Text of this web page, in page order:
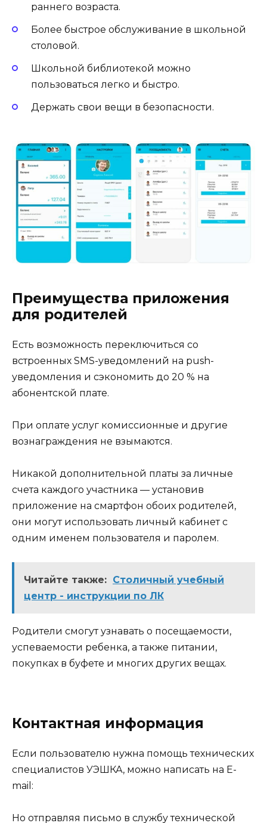
раннего возраста.
Более быстрое обслуживание в школьной
столовой.
Школьной библиотекой можно
пользоваться легко и быстро.
Держать свои вещи в безопасности.
Преимущества приложения
для родителей
Есть возможность переключиться со
встроенных SMS-уведомлений на push-
уведомления и сэкономить до 20 % на
абонентской плате.
При оплате услуг комиссионные и другие
вознаграждения не взымаются.
Никакой дополнительной платы за личные
счета каждого участника — установив
приложение на смартфон обоих родителей,
они могут использовать личный кабинет с
одним именем пользователя и паролем.
Читайте также: Столичный учебный
центр - инструкции по ЛК
Родители смогут узнавать о посещаемости,
успеваемости ребенка, а также питании,
покупках в буфете и многих других вещах.
Контактная информация
Если пользователю нужна помощь технических
специалистов УЭШКА, можно написать на E-
mail:
Но отправляя письмо в службу технической